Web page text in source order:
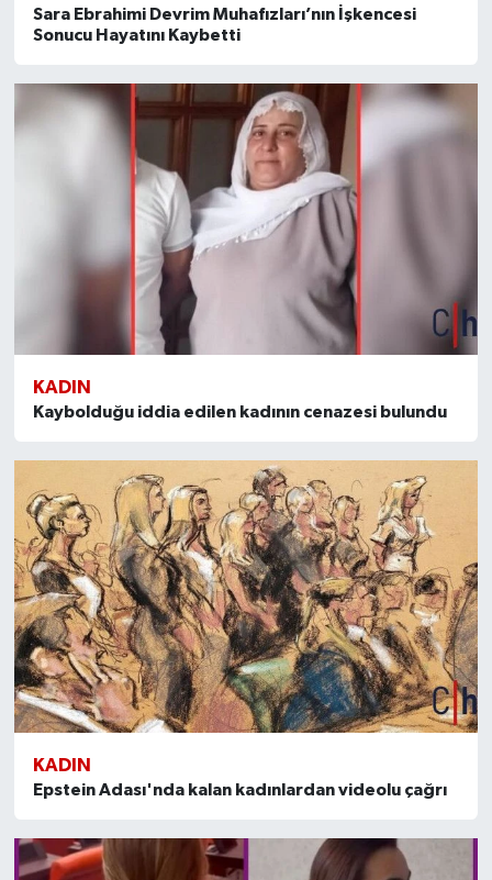
Sara Ebrahimi Devrim Muhafızları’nın İşkencesi
Sonucu Hayatını Kaybetti
KADIN
Kaybolduğu iddia edilen kadının cenazesi bulundu
KADIN
Epstein Adası'nda kalan kadınlardan videolu çağrı